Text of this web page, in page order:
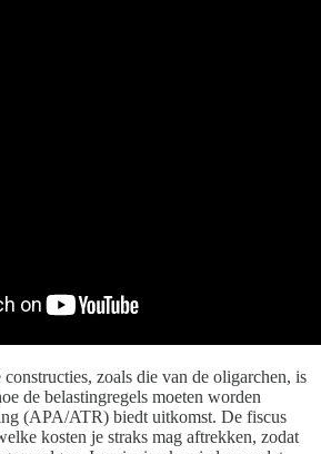
zoals die van de oligarchen, is
de belastingregels moeten worden
(APA/ATR) biedt uitkomst. De fiscus
kosten je straks mag aftrekken, zodat